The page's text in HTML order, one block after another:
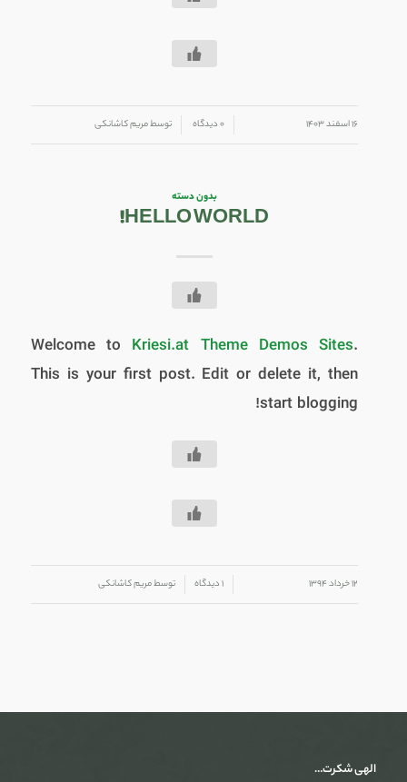
۱۶ اسفند ۱۴۰۳ ۰ دیدگاه توسطمریم کاشانکی
بدون دسته
HELLO WORLD!
Welcome to Kriesi.at Theme Demos Sites.
This is your first post. Edit or delete it, then
start blogging!
۱۲ خرداد ۱۳۹۴ ۱ دیدگاه توسطمریم کاشانکی
الهی شکرت…